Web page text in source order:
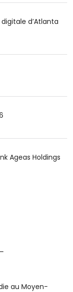
au Moyen-
d’Atlanta
Ageas Holdings